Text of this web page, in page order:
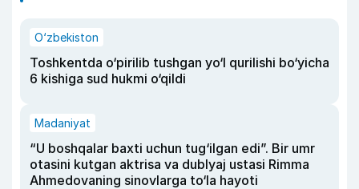
O‘zbekiston
Toshkentda o‘pirilib tushgan yo‘l qurilishi bo‘yicha
6 kishiga sud hukmi o‘qildi
Madaniyat
“U boshqalar baxti uchun tug‘ilgan edi”. Bir umr
otasini kutgan aktrisa va dublyaj ustasi Rimma
Ahmedovaning sinovlarga to‘la hayoti